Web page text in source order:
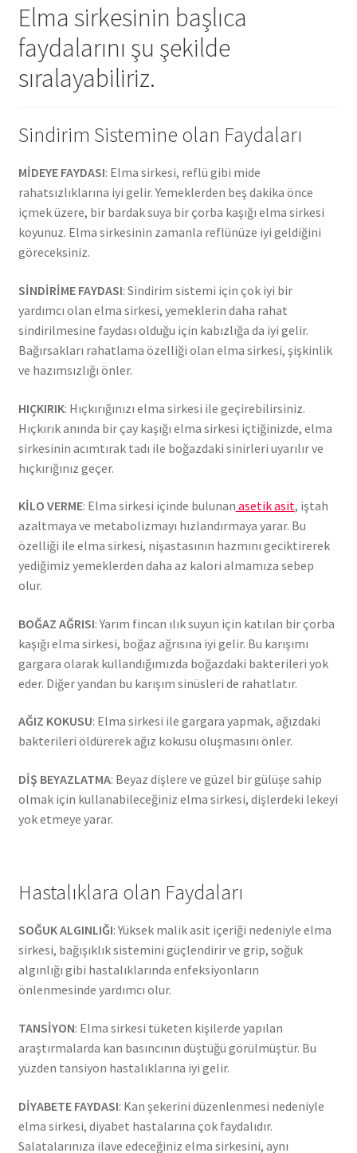
Elma sirkesinin başlıca
faydalarını şu şekilde
sıralayabiliriz.
Sindirim Sistemine olan Faydaları
MİDEYE FAYDASI: Elma sirkesi, reflü gibi mide
rahatsızlıklarına iyi gelir. Yemeklerden beş dakika önce
içmek üzere, bir bardak suya bir çorba kaşığı elma sirkesi
koyunuz. Elma sirkesinin zamanla reflünüze iyi geldiğini
göreceksiniz.
SİNDİRİME FAYDASI: Sindirim sistemi için çok iyi bir
yardımcı olan elma sirkesi, yemeklerin daha rahat
sindirilmesine faydası olduğu için kabızlığa da iyi gelir.
Bağırsakları rahatlama özelliği olan elma sirkesi, şişkinlik
ve hazımsızlığı önler.
HIÇKIRIK: Hıçkırığınızı elma sirkesi ile geçirebilirsiniz.
Hıçkırık anında bir çay kaşığı elma sirkesi içtiğinizde, elma
sirkesinin acımtırak tadı ile boğazdaki sinirleri uyarılır ve
hıçkırığınız geçer.
KİLO VERME: Elma sirkesi içinde bulunan asetik asit, iştah
azaltmaya ve metabolizmayı hızlandırmaya yarar. Bu
özelliği ile elma sirkesi, nişastasının hazmını geciktirerek
yediğimiz yemeklerden daha az kalori almamıza sebep
olur.
BOĞAZ AĞRISI: Yarım fincan ılık suyun için katılan bir çorba
kaşığı elma sirkesi, boğaz ağrısına iyi gelir. Bu karışımı
gargara olarak kullandığımızda boğazdaki bakterileri yok
eder. Diğer yandan bu karışım sinüsleri de rahatlatır.
AĞIZ KOKUSU: Elma sirkesi ile gargara yapmak, ağızdaki
bakterileri öldürerek ağız kokusu oluşmasını önler.
DİŞ BEYAZLATMA: Beyaz dişlere ve güzel bir gülüşe sahip
olmak için kullanabileceğiniz elma sirkesi, dişlerdeki lekeyi
yok etmeye yarar.
Hastalıklara olan Faydaları
SOĞUK ALGINLIĞI: Yüksek malik asit içeriği nedeniyle elma
sirkesi, bağışıklık sistemini güçlendirir ve grip, soğuk
algınlığı gibi hastalıklarında enfeksiyonların
önlenmesinde yardımcı olur.
TANSİYON: Elma sirkesi tüketen kişilerde yapılan
araştırmalarda kan basıncının düştüğü görülmüştür. Bu
yüzden tansiyon hastalıklarına iyi gelir.
DİYABETE FAYDASI: Kan şekerini düzenlenmesi nedeniyle
elma sirkesi, diyabet hastalarına çok faydalıdır.
Salatalarınıza ilave edeceğiniz elma sirkesini, aynı